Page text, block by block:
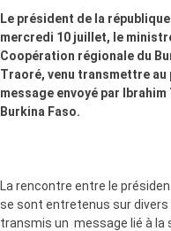
Le président de la
mercredi 10 juillet, le
Coopération régionale du
Traoré, venu transmettre
message envoyé par
Burkina Faso.
La rencontre entre le
se sont entretenus sur divers
transmis un message lié à la